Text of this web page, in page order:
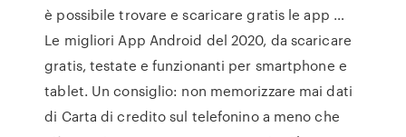
è possibile trovare e scaricare gratis le app …
Le migliori App Android del 2020, da scaricare
gratis, testate e funzionanti per smartphone e
tablet. Un consiglio: non memorizzare mai dati
di Carta di credito sul telefonino a meno che